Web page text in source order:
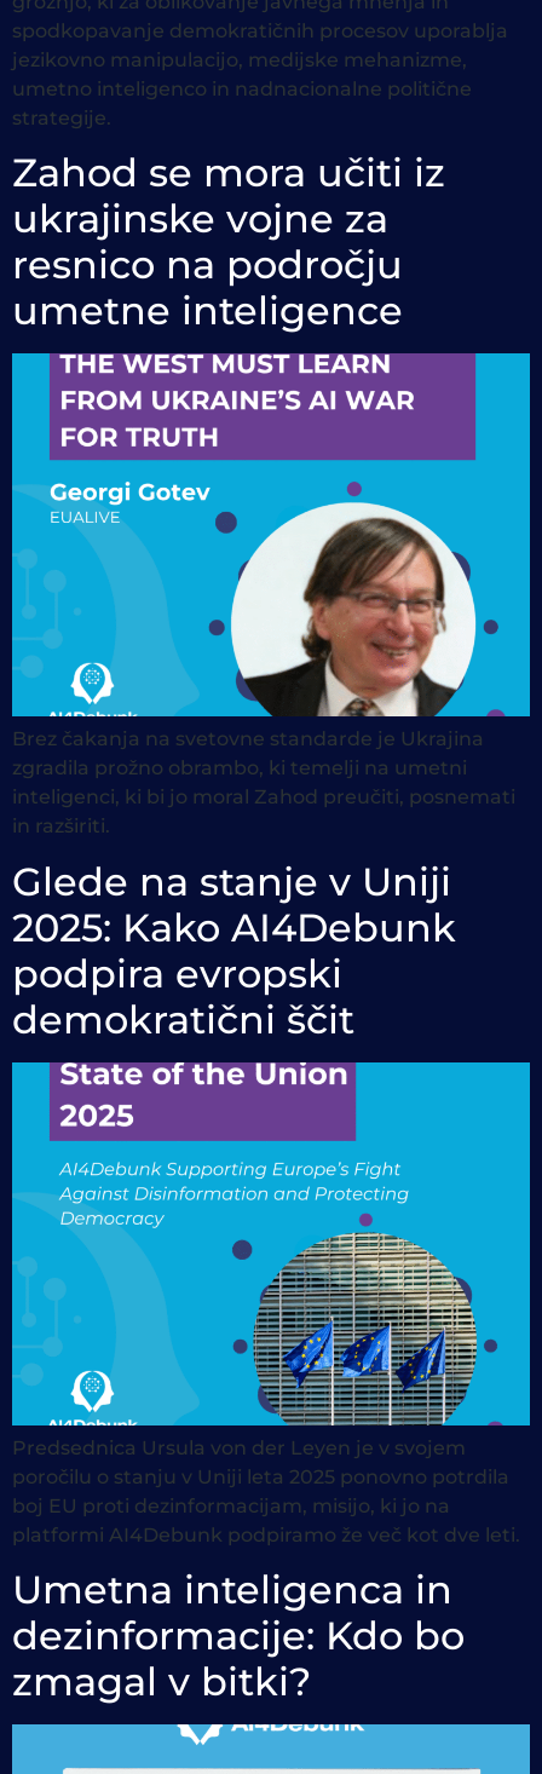
spodkopavanje demokratičnih procesov uporablja
jezikovno manipulacijo, medijske mehanizme,
umetno inteligenco in nadnacionalne politične
strategije.
Zahod se mora učiti iz
ukrajinske vojne za
resnico na področju
umetne inteligence
Brez čakanja na svetovne standarde je Ukrajina
zgradila prožno obrambo, ki temelji na umetni
inteligenci, ki bi jo moral Zahod preučiti, posnemati
in razširiti.
Glede na stanje v Uniji
2025: Kako AI4Debunk
podpira evropski
demokratični ščit
Predsednica Ursula von der Leyen je v svojem
poročilu o stanju v Uniji leta 2025 ponovno potrdila
boj EU proti dezinformacijam, misijo, ki jo na
platformi AI4Debunk podpiramo že več kot dve leti.
Umetna inteligenca in
dezinformacije: Kdo bo
zmagal v bitki?